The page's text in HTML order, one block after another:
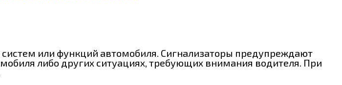
или функций автомобиля. Сигнализаторы предупреждают
либо других ситуациях, требующих внимания водителя. При